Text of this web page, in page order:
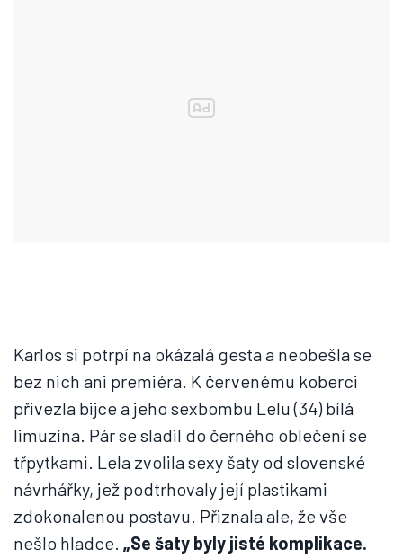
Karlos si potrpí na okázalá gesta a neobešla se
bez nich ani premiéra. K červenému koberci
přivezla bijce a jeho sexbombu Lelu (34) bílá
limuzína. Pár se sladil do černého oblečení se
třpytkami. Lela zvolila sexy šaty od slovenské
návrhářky, jež podtrhovaly její plastikami
zdokonalenou postavu. Přiznala ale, že vše
nešlo hladce. „Se šaty byly jisté komplikace.